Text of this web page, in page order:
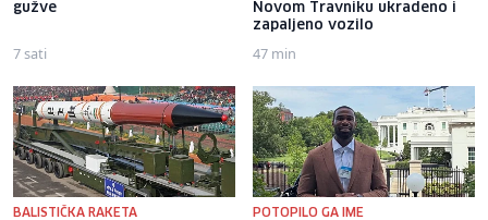
gužve
7 sati
Novom Travniku ukradeno i
zapaljeno vozilo
47 min
BALISTIČKA RAKETA POTOPILO GA IME